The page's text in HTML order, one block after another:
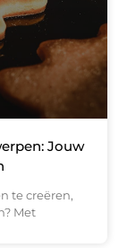
Jouw
te creëren,
Met